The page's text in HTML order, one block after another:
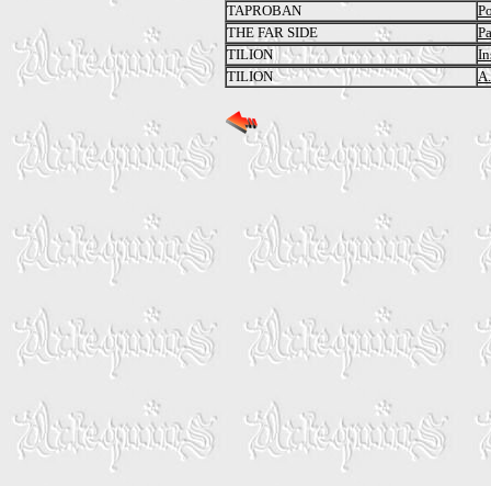
TAPROBAN
THE FAR SIDE
TILION
TILION